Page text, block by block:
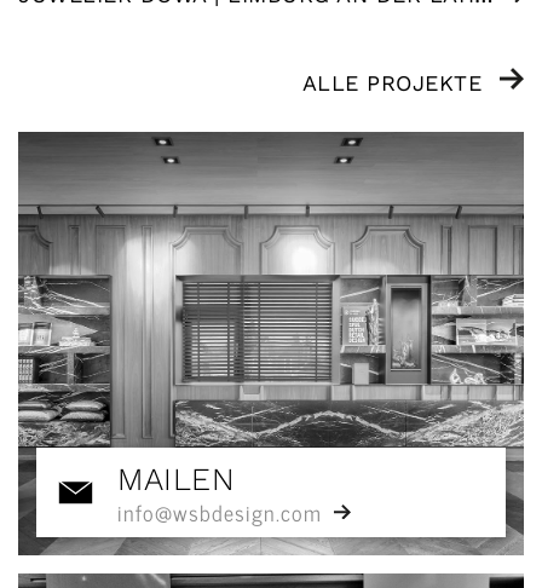
ALLE PROJEKTE
MAILEN
info@wsbdesign.com